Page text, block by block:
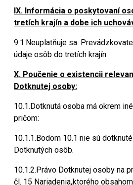
IX. Informácia o poskytovaní
tretích krajín a dobe ich
9.1.Neuplatňuje sa.
údaje osôb do tretích krajín.
X. Poučenie o existencii
Dotknutej osoby:
10.1.Dotknutá osoba má okrem
pričom:
10.1.1.Bodom 10.1 nie sú
Dotknutých osôb.
10.1.2.Právo Dotknutej osoby na
čl. 15 Nariadenia,ktorého